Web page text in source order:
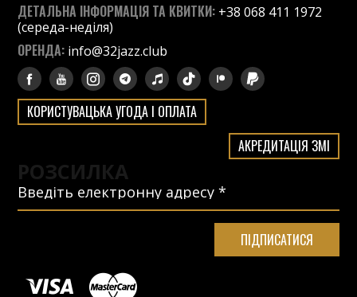
ДЕТАЛЬНА ІНФОРМАЦІЯ ТА КВИТКИ: +38 068 411 1972
(середа-неділя)
ОРЕНДА: info@32jazz.club
КОРИСТУВАЦЬКА УГОДА І ОПЛАТА
АКРЕДИТАЦІЯ ЗМІ
РОЗСИЛКА